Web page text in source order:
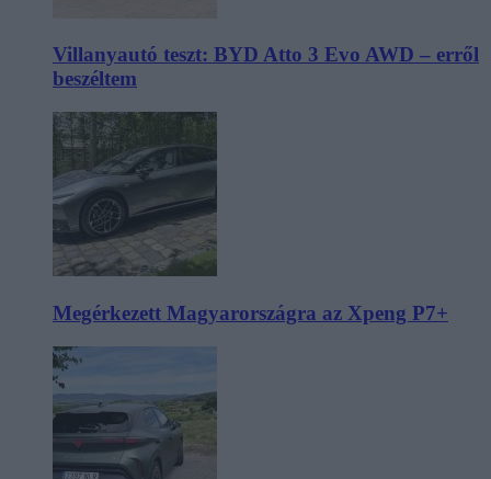
Villanyautó teszt: BYD Atto 3 Evo AWD – erről
beszéltem
Megérkezett Magyarországra az Xpeng P7+